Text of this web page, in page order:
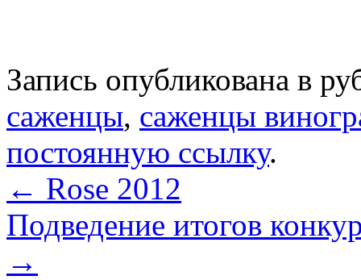
Запись опубликована в
саженцы, саженцы
постоянную ссылку.
← Rose 2012
Подведение итогов
→